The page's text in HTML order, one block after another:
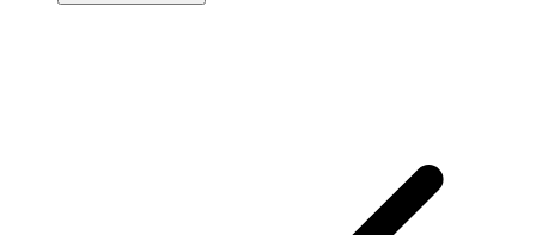
Rego Rapid Recovery is een bus van 1.5kg